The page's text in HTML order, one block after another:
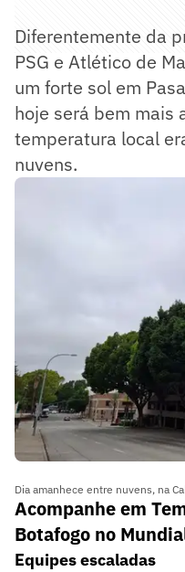
Diferentemente da
PSG e Atlético de
um forte sol em
hoje será bem mais
temperatura local
nuvens.
Dia amanhece entre nuvens, na
Acompanhe em
Botafogo no
Equipes escaladas